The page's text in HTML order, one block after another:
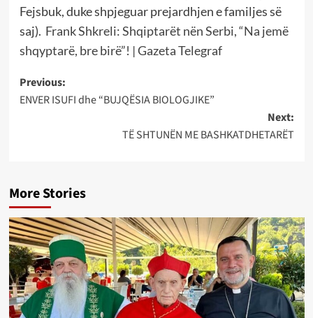
Fejsbuk, duke shpjeguar prejardhjen e familjes së
saj). Frank Shkreli: Shqiptarët nën Serbi, “Na jemë
shqyptarë, bre birë”! | Gazeta Telegraf
Post
navigation
Previous:
ENVER ISUFI dhe “BUJQËSIA BIOLOGJIKE”
Next:
TË SHTUNËN ME BASHKATDHETARËT
More Stories